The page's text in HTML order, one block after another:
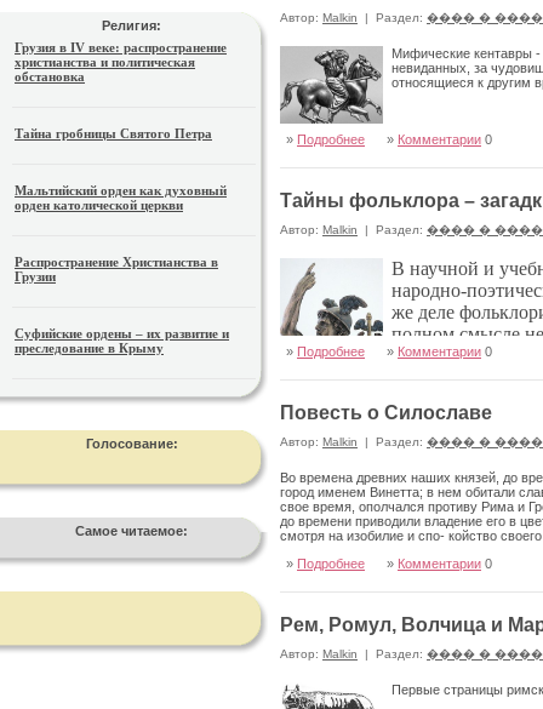
Религия:
Грузия в IV веке: распространение
христианства и политическая
обстановка
Тайна гробницы Святого Петра
Мальтийский орден как духовный
орден католической церкви
Распространение Христианства в
Грузии
Суфийские ордены – их развитие и
преследование в Крыму
Голосование:
Самое читаемое:
Автор: Malkin | Раздел: ���� �
Мифические кентавры -
невиданных, за
относящиеся к другим
» Подробнее » Комментарии 0
Тайны фольклора –
Автор: Malkin | Раздел: ���� �
В научной и
народно-
же деле
полном смысле
передачи
» Подробнее » Комментарии 0
Повесть о Силославе
Автор: Malkin | Раздел: ���� �
Во времена древних наших князей, до
город именем Винетта; в нем обитали
свое время, ополчался противу Рима и
до времени приводили владение его в
смотря на изобилие и спо- койство
» Подробнее » Комментарии 0
Рем, Ромул, Волчица и
Автор: Malkin | Раздел: ���� �
Первые страницы